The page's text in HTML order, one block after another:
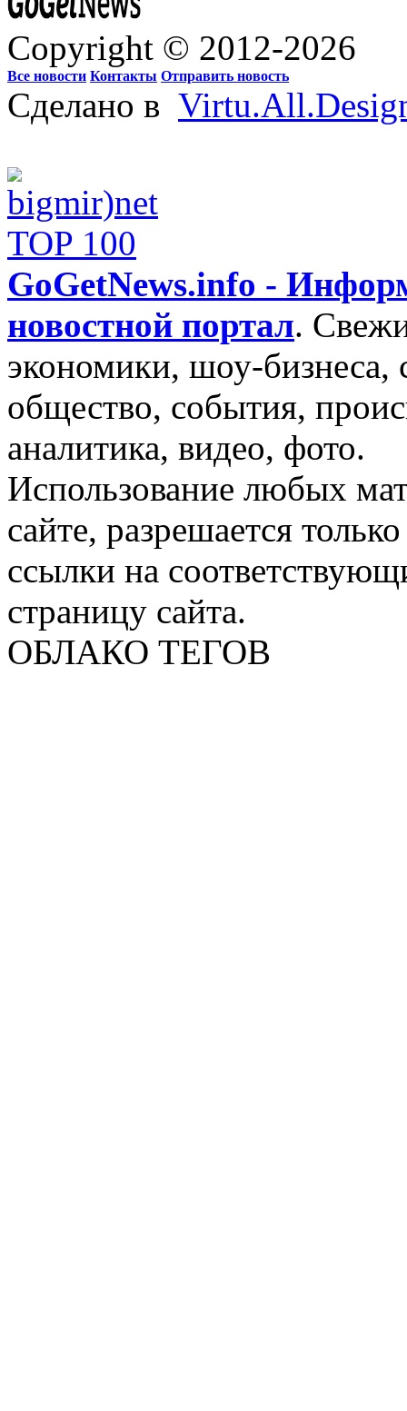
Copyright © 2012-2026
Все новости Контакты Отправить новость
Сделано в
GoGetNews.info -
новостной портал.
экономики, шоу-бизнеса,
общество, события,
аналитика, видео, фото.
Использование любых
сайте, разрешается
ссылки на
страницу сайта.
ОБЛАКО ТЕГОВ